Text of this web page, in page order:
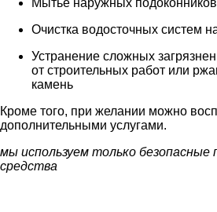
Мытье наружных
Очистка водосточных систем
Устранение сложных
от строительных работ или
камень
Кроме того, при желании можно
дополнительными услугами.
мы используем только безопасные
средства